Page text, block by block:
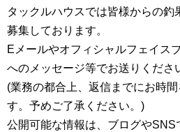
タックルハウスでは皆様からの釣
募集しております。
Eメールやオフィシャルフェイス
へのメッセージ等でお送りくださ
(業務の都合上、返信までにお時
す。予めご了承ください。)
公開可能な情報は、ブログやSNS